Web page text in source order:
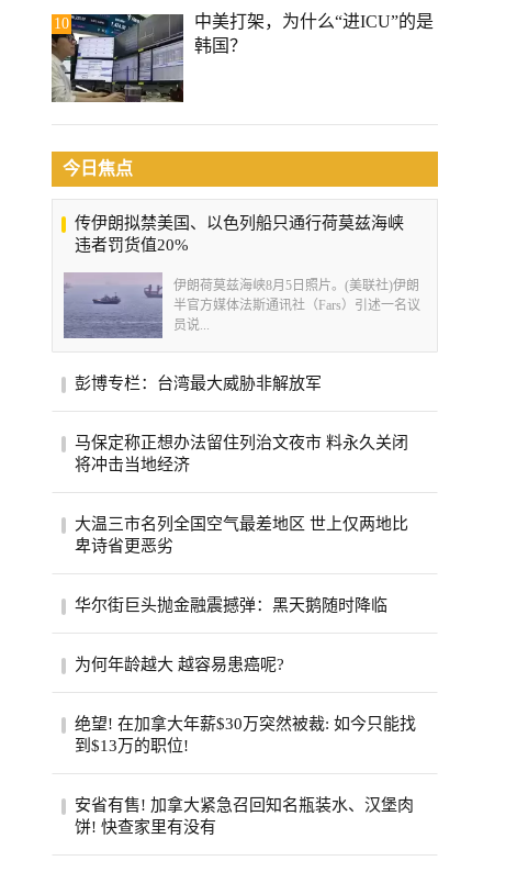
10
中美打架，为什么“进ICU”的是
韩国？
今日焦点
传伊朗拟禁美国、以色列船只通行荷莫兹海峡
违者罚货值20%
伊朗荷莫兹海峡8月5日照片。(美联社)伊朗
半官方媒体法斯通讯社（Fars）引述一名议
员说...
彭博专栏：台湾最大威胁非解放军
台湾民众更该担心中共的认知作战。（美联
社）...
马保定称正想办法留住列治文夜市 料永久关闭
将冲击当地经济
脚点？列治文市官员们希望如此，他们担心
大温三市名列全国空气最差地区 世上仅两地比
卑诗省更恶劣
空气质素最恶劣地区之列。目前世上只有巴
华尔街巨头抛金融震撼弹：黑天鹅随时降临
开始拉响警报。摩根大通执行长戴蒙
为何年龄越大 越容易患癌呢?
友似乎变多了。五十岁的老张就是如此，原
本以...
绝望! 在加拿大年薪$30万突然被裁: 如今只能找
到$13万的职位!
（r/CanadaJobs）上，一篇关于薪资断崖式
下跌的帖子引...
安省有售! 加拿大紧急召回知名瓶装水、汉堡肉
饼! 快查家里有没有